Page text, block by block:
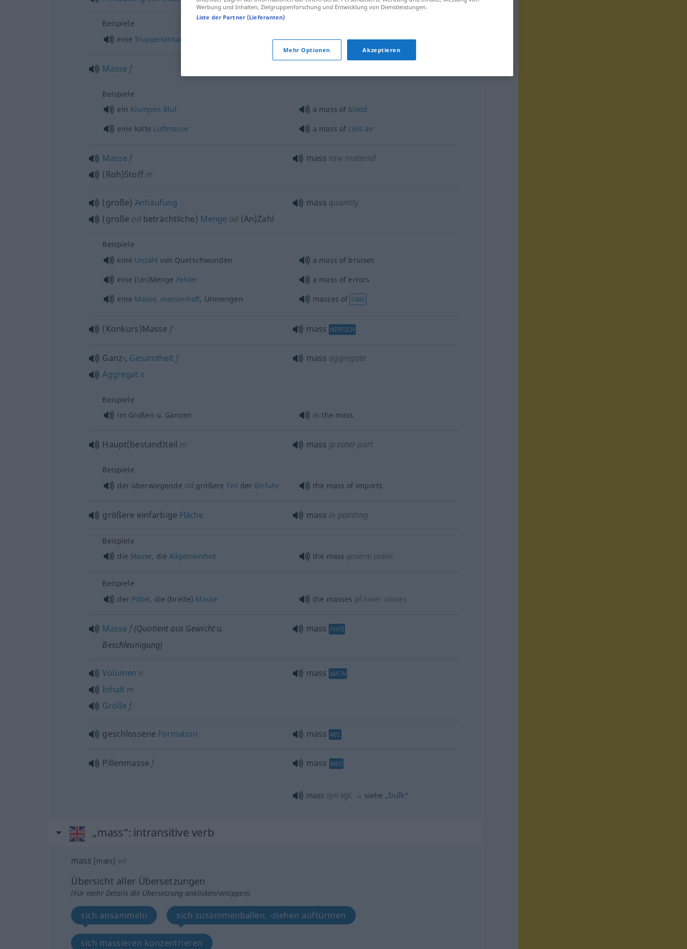
Beispiele
eineTruppenansammlung a mass of troops
Masse f
Beispiele
ein Klumpen Blut a mass of blood
eine kalte Luftmasse a mass of cold air
Masse f
(Roh)Stoffm
mass raw material
(große) Anhäufung
(große odbeträchtliche) Menge od (An)Zahl
mass quantity
Beispiele
eine Unzahl von Quetschwunden
a mass of bruises
eine (Un)Menge Fehler
a mass of errors
eine Masse, massenhaft, Unmengen masses of UMG
(Konkurs)Masse f mass WIRTSCH
Ganz-, Gesamtheit f
Aggregat n
mass aggregate
Beispiele
im Großen u. Ganzen in the mass
Haupt(bestand)teil m mass greater part
Beispiele
der überwiegende od größereTeil der Einfuhr the mass of imports
größere einfarbige Fläche mass in painting
Beispiele
die Masse, dieAllgemeinheit the mass general public
Beispiele
der Pöbel, die (breite) Masse the masses pl lower classes
Masse f(Quotient aus Gewichtu.
Beschleunigung)
mass PHYS
Volumen n
Inhalt m
Größe f
mass MATH
geschlossene Formation mass MIL
Pillenmasse f mass MED
mass syn vgl. → siehe „bulk“
„mass“: intransitive verb
mass [mæs] v/i
Übersicht aller Übersetzungen
(Für mehr Details die Übersetzung anklicken/antippen)
sich ansammeln sich zusammenballen, -ziehen auftürmen
sich massieren konzentrieren
Werbung und Inhalten, Zielgruppenforschung und Entwicklung von Dienstleistungen.
Liste der Partner (Lieferanten)
Mehr Optionen Akzeptieren